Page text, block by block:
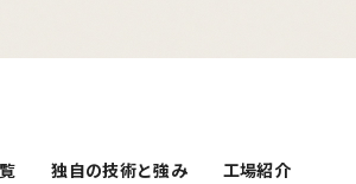
独自の技術と強み 工場紹介